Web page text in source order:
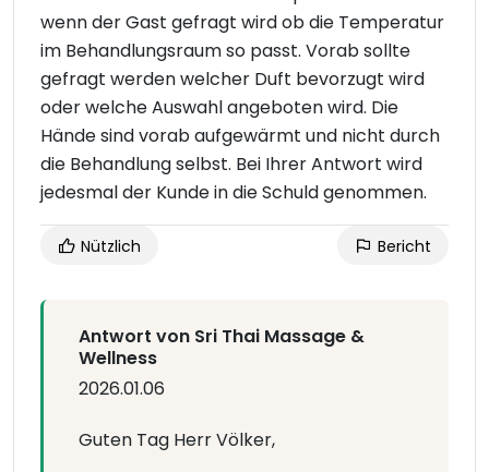
wenn der Gast gefragt wird ob die Temperatur
im Behandlungsraum so passt. Vorab sollte
gefragt werden welcher Duft bevorzugt wird
oder welche Auswahl angeboten wird. Die
Hände sind vorab aufgewärmt und nicht durch
die Behandlung selbst. Bei Ihrer Antwort wird
jedesmal der Kunde in die Schuld genommen.
Nützlich Bericht
Antwort von Sri Thai Massage &
Wellness
2026.01.06
Guten Tag Herr Völker,